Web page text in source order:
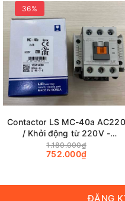
Vôn kế điện tử
36%
Contactor LS MC-40a AC220
/ Khởi động từ 220V -
2NO+2NC - 18.5kW chính
hãng
1.180.000₫
752.000₫
ĐĂNG